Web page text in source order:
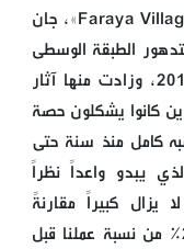
إلى ذلك، يقول صاحب مشروع «Faraya Village Club»، جان
الطبقة الوسطى
والهجرة الكثيفة التي حصلت بعد عام 2019، وزادت منها آثار
كانوا يشكلون حصة
كامل منذ سنة حتى
يبدو واعداً نظراً
يزال كبيراً مقارنةً
بالسابق، وحجم عملنا حالياً لا يتعدى 25% من نسبة عملنا قبل